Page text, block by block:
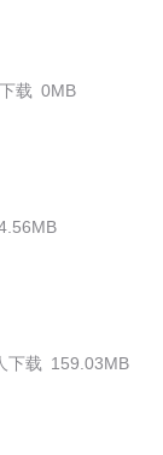
载 0MB
下载 159.03MB